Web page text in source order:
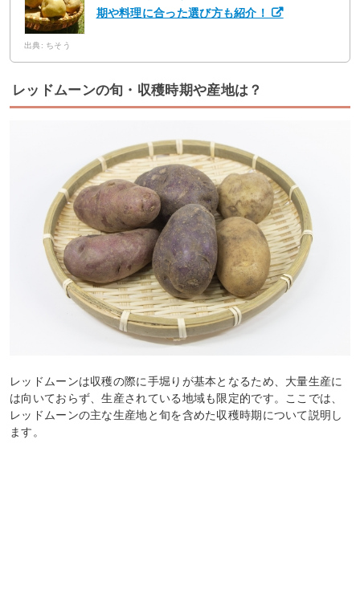
期や料理に合った選び方も紹介！
出典: ちそう
レッドムーンの旬・収穫時期や産地は？
レッドムーンは収穫の際に手堀りが基本となるため、大量生産に
は向いておらず、生産されている地域も限定的です。ここでは、
レッドムーンの主な生産地と旬を含めた収穫時期について説明し
ます。